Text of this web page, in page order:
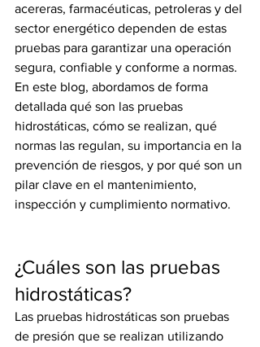
acereras, farmacéuticas, petroleras y del
sector energético dependen de estas
pruebas para garantizar una operación
segura, confiable y conforme a normas.
En este blog, abordamos de forma
detallada qué son las pruebas
hidrostáticas, cómo se realizan, qué
normas las regulan, su importancia en la
prevención de riesgos, y por qué son un
pilar clave en el mantenimiento,
inspección y cumplimiento normativo.
¿Cuáles son las pruebas
hidrostáticas?
Las pruebas hidrostáticas son pruebas
de presión que se realizan utilizando